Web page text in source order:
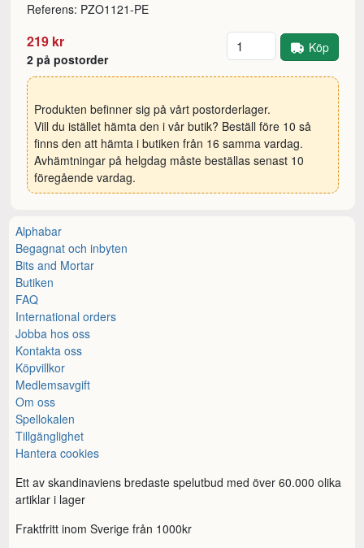
Referens: PZO1121-PE
219 kr
2 på postorder
Antal Köp
Produkten befinner sig på vårt postorderlager.
Vill du istället hämta den i vår butik? Beställ före 10 så
finns den att hämta i butiken från 16 samma vardag.
Avhämtningar på helgdag måste beställas senast 10
föregående vardag.
Alphabar
Begagnat och inbyten
Bits and Mortar
Butiken
FAQ
International orders
Jobba hos oss
Kontakta oss
Köpvillkor
Medlemsavgift
Om oss
Spellokalen
Tillgänglighet
Hantera cookies
Ett av skandinaviens bredaste spelutbud med över 60.000 olika
artiklar i lager
Fraktfritt inom Sverige från 1000kr